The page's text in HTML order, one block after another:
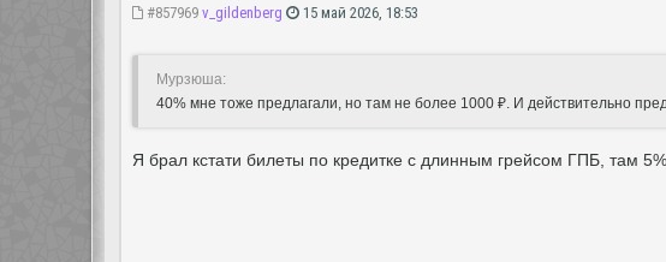
#857969 v_gildenberg 15 май 2026, 18:53
Мурзюша:
40% мне тоже предлагали, но там не более 1000 ₽. И действительно
Я брал кстати билеты по кредитке с длинным грейсом ГПБ, там